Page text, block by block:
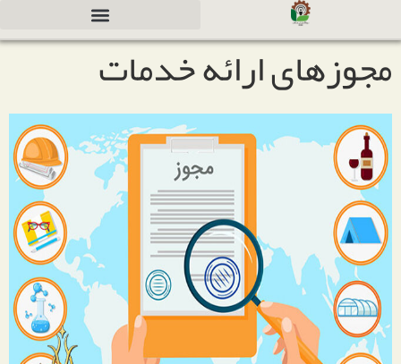
مجوزهای ارائه خدمات